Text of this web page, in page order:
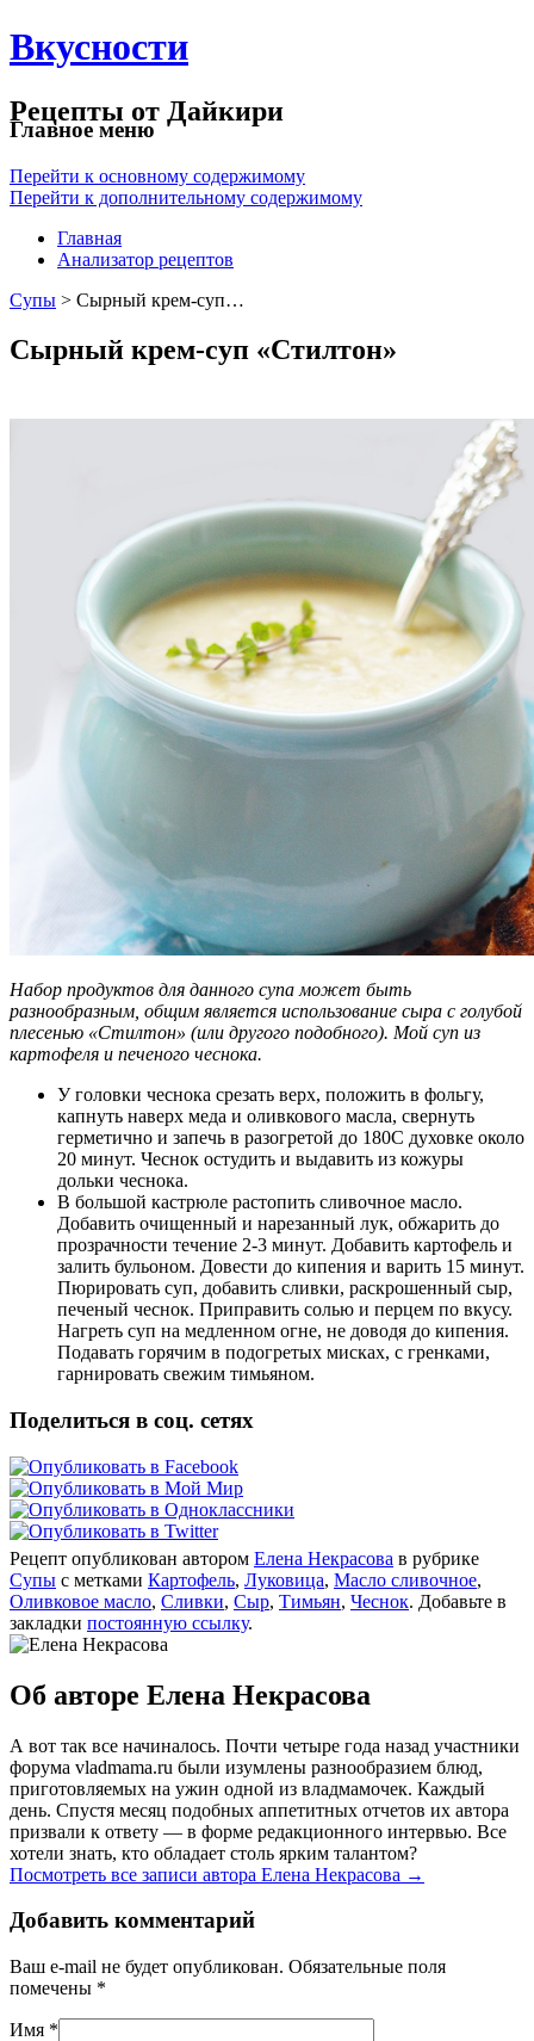
Вкусности
Рецепты от Дайкири
Главное меню
Перейти к основному содержимому
Перейти к дополнительному содержимому
Главная
Анализатор рецептов
Супы > Сырный крем-суп…
Сырный крем-суп «Стилтон»
Набор продуктов для данного супа может быть
разнообразным, общим является использование сыра с голубой
плесенью «Стилтон» (или другого подобного). Мой суп из
картофеля и печеного чеснока.
У головки чеснока срезать верх, положить в фольгу,
капнуть наверх меда и оливкового масла, свернуть
герметично и запечь в разогретой до 180С духовке около
20 минут. Чеснок остудить и выдавить из кожуры
дольки чеснока.
В большой кастрюле растопить сливочное масло.
Добавить очищенный и нарезанный лук, обжарить до
прозрачности течение 2-3 минут. Добавить картофель и
залить бульоном. Довести до кипения и варить 15 минут.
Пюрировать суп, добавить сливки, раскрошенный сыр,
печеный чеснок. Приправить солью и перцем по вкусу.
Нагреть суп на медленном огне, не доводя до кипения.
Подавать горячим в подогретых мисках, с гренками,
гарнировать свежим тимьяном.
Поделиться в соц. сетях
Рецепт опубликован автором Елена Некрасова в рубрике
Супы с метками Картофель, Луковица, Масло сливочное,
Оливковое масло, Сливки, Сыр, Тимьян, Чеснок. Добавьте в
закладки постоянную ссылку.
Об авторе Елена Некрасова
А вот так все начиналось. Почти четыре года назад участники
форума vladmama.ru были изумлены разнообразием блюд,
приготовляемых на ужин одной из владмамочек. Каждый
день. Спустя месяц подобных аппетитных отчетов их автора
призвали к ответу — в форме редакционного интервью. Все
хотели знать, кто обладает столь ярким талантом?
Посмотреть все записи автора Елена Некрасова →
Добавить комментарий
Ваш e-mail не будет опубликован. Обязательные поля
помечены *
Имя *